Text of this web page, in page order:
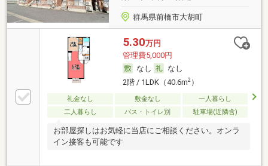
群馬県前橋市大胡町
5.30万円
管理費5,000円
なし
なし
2階 / 1LDK（40.6m2）
礼金なし 敷金なし
一人暮らし
二人暮らし
バス・トイレ別 駐車場(近隣含)
お部屋探しはお気軽に当店にご相談ください。オンラ
イン接客も可能です